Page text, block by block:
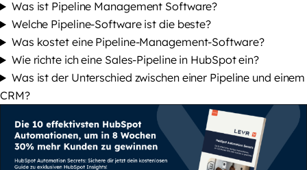
Was ist Pipeline Management Software?
Welche Pipeline-Software ist die beste?
Was kostet eine Pipeline-Management-Software?
Wie richte ich eine Sales-Pipeline in HubSpot ein?
Was ist der Unterschied zwischen einer Pipeline und einem
CRM?